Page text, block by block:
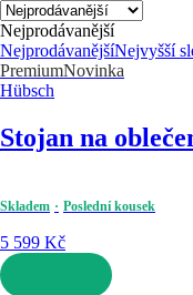
Nejprodávanější
NejprodávanějšíNejvyšší
PremiumNovinka
Hübsch
Stojan na
Skladem Poslední kousek
5 599 Kč